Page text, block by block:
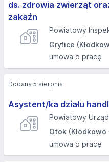
ds. zdrowia zwierząt
zakaźn
Powiatowy
Gryfice
umowa o pracę
Asystent/ka działu
Powiatowy
Otok (Kłodkowo
umowa o pracę
Dodana 5 sierpnia